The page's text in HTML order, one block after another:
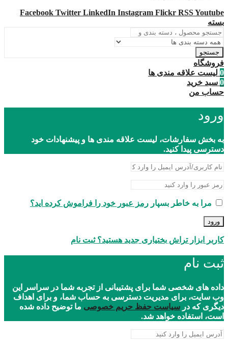
Facebook Twitter LinkedIn Instagram Flickr RSSYoutube
بسته
جستجو
فروشگاه
0 لیست علاقه مندی ها
0 سبد خرید
حساب من
ورود
به بخش سفارشات، لیست علاقه مندی ها و پیشنهادات خود
دسترسی پیدا کنید.
مرا به خاطر بسپار رمز عبور خود را فراموش کرده اید؟
ورود
کاربر ابزار تراش بختیاری جدید هستید؟ ثبت نام
ثبت نام
داده های شخصی شما برای پشتیبانی از تجربه شما در سراسر این
وب سایت، برای مدیریت دسترسی به حساب شما، و برای اهداف
دیگری که در سیاست حفظ حریم خصوصی ما توضیح داده شده
است، استفاده خواهد شد.